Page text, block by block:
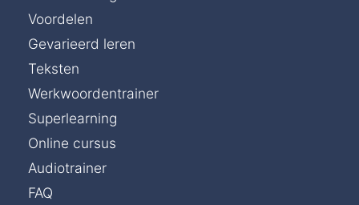
Voordelen
Gevarieerd leren
Teksten
Werkwoordentrainer
Superlearning
Online cursus
Audiotrainer
FAQ